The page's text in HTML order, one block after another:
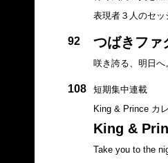
表現者３人のセッ
92 つばきファ
咲き誇る、明日へ。
108
短期集中連載
King & Prince カ
King &
Take you to the